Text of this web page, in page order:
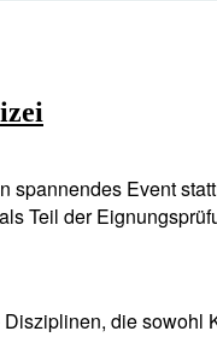
spannendes Event
Teil der
die